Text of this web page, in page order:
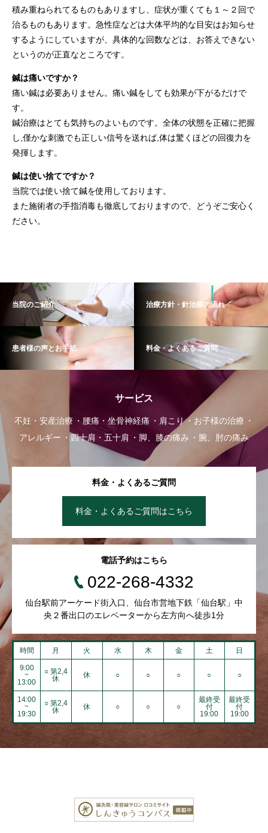
積み重ねられてるものもありますし、症状が重くても１～２回で
治るものもあります。急性症などは大体平均的な目安はお知らせ
するようにしていますが、具体的な回数などは、お答えできない
というのが正直なところです。
鍼は痛いですか？
痛い鍼は必要ありません。痛い鍼をしても効果が下がるだけで
す。
鍼治療はとても気持ちのよいものです。全体の状態を正確に把握
し,僅かな刺激でも正しい信号を送れば,体は驚くほどの回復力を
発揮します。
鍼は使い捨てですか？
当院では使い捨て鍼を使用しております。
また施術者の手指消毒も徹底しておりますので、どうぞご安心く
ださい。
当院のご紹介 治療方針・針治療の流れ
患者様の声とお手紙 料金・よくあるご質問
サービス
不妊・安産治療 腰痛・坐骨神経痛 肩こり
お子様の治療
アレルギー
四十肩・五十肩 脚、膝の痛み 腕、肘の痛み
料金・よくあるご質問
料金・よくあるご質問はこちら
電話予約はこちら
022-268-4332
仙台駅前アーケード街入口、仙台市営地下鉄「仙台駅」中
央２番出口のエレベーターから左方向へ徒歩1分
時間 月 火 水 木 金 土 日
9:00
~
13:00
○ 第2,4
休
休 ○ ○ ○ ○ ○
14:00
~
19:30
○ 第2,4
休
休 ○ ○ ○
最終受
付
19:00
最終受
付
19:00